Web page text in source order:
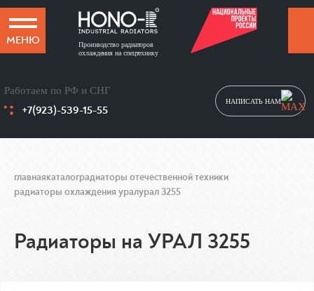
МЕНЮ
Производство радиаторов
охлаждения на спецтехнику
НАПИСАТЬ НАМ
Работаем по РФ и СНГ
+7(923)-539-15-55
главнаякаталоградиаторы отечественной техники
радиаторы охлаждения уралурал 3255
Радиаторы на УРАЛ 3255